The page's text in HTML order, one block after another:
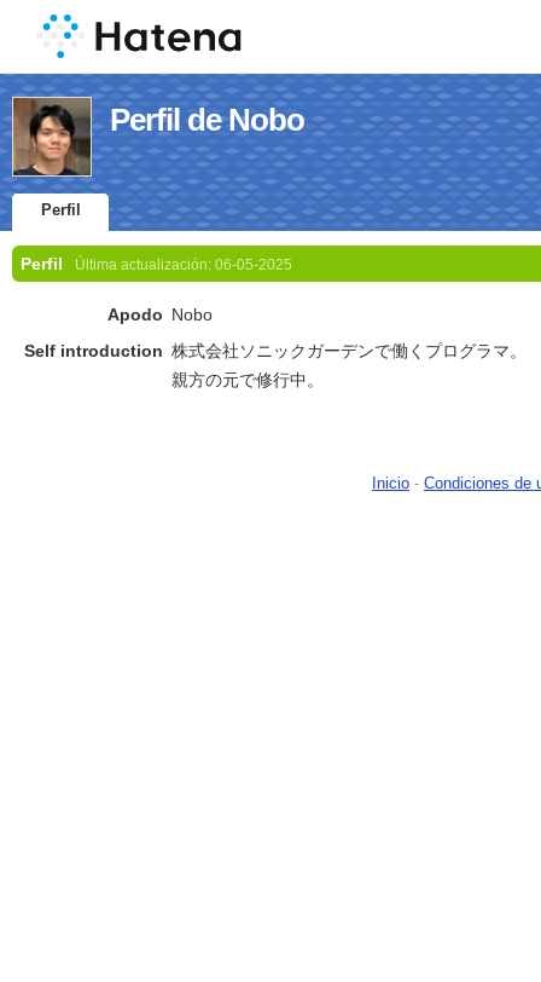
Perfil de Nobo
Perfil
Perfil Última actualización: 06-05-2025
Apodo Nobo
Self introduction 株式会社ソニックガーデンで働くプログラマ。
親方の元で修行中。
Inicio - Condiciones de